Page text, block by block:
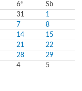
6ª
Sb
31
1
7
8
14
15
21
22
28
29
4 5